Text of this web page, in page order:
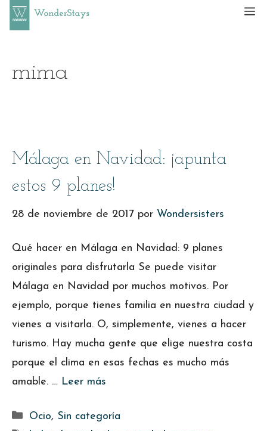
Saltar
mima
Málaga en Navidad: ¡apunta
estos 9 planes!
28 de noviembre de 2017 por Wondersisters
Qué hacer en Málaga en Navidad: 9 planes
originales para disfrutarla Se puede visitar
Málaga en Navidad por muchos motivos. Por
ejemplo, porque tienes familia en nuestra ciudad y
vienes a visitarla. O, simplemente, vienes a hacer
turismo. Hay mucha gente que elige nuestra costa
porque el clima en esas fechas es mucho más
amable. … Leer más
Categorías
Ocio, Sin categoría